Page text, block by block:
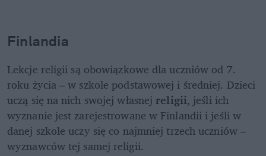
Finlandia
Lekcje religii są obowiązkowe dla uczniów od 7.
roku życia – w szkole podstawowej i średniej. Dzieci
uczą się na nich swojej własnej religii, jeśli ich
wyznanie jest zarejestrowane w Finlandii i jeśli w
danej szkole uczy się co najmniej trzech uczniów –
wyznawców tej samej religii.